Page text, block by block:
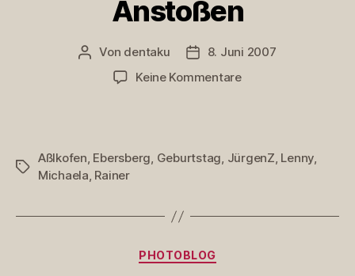
Anstoßen
Beitragsautor
Von dentaku Veröffentlichungsdatum
8. Juni 2007
Keine Kommentarezu
Schlagwörter
Aßlkofen, Ebersberg, Geburtstag, JürgenZ, Lenny,
Michaela, Rainer
Kategorien
PHOTOBLOG